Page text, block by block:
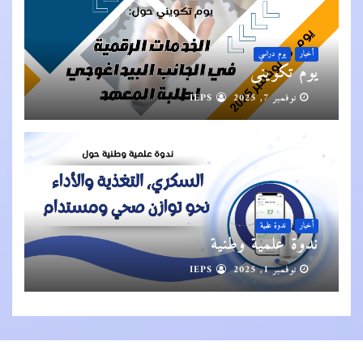
أخبار يوم دراسي
يوم تكويني
نوفمبر 7, 2025
أخبار ندوة علمية
ندوة علمية وطنية
نوفمبر 1, 2025